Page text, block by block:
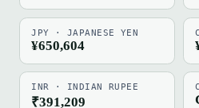
JPY · JAPANESE YEN
¥650,604
INR · INDIAN RUPEE
₹391,209